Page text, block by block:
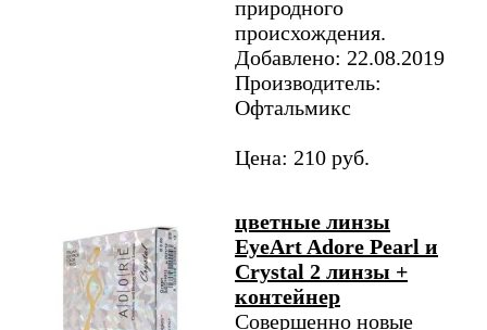
природного
происхождения.
Добавлено: 22.08.2019
Производитель:
Офтальмикс
Цена: 210 руб.
цветные линзы
EyeArt Adore Pearl и
Crystal 2 линзы +
контейнер
Совершенно новые